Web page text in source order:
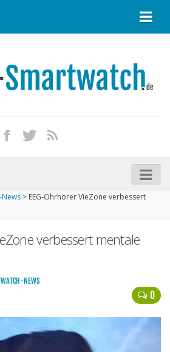
News > EEG-Ohrhörer VieZone verbessert
verbessert mentale
0
NEWS